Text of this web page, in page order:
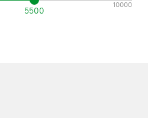
5500
10000